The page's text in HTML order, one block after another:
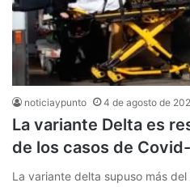
noticiaypunto 4 de agosto de
La variante Delta es
de los casos de
La variante delta supuso más